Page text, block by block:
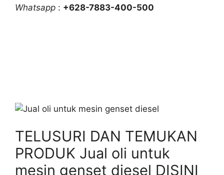
Whatsapp : +628-7883-400-500
TELUSURI DAN TEMUKAN
PRODUK Jual oli untuk
mesin genset diesel DISINI